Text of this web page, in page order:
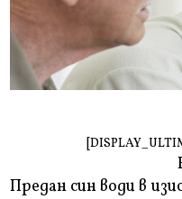
Предан син води в